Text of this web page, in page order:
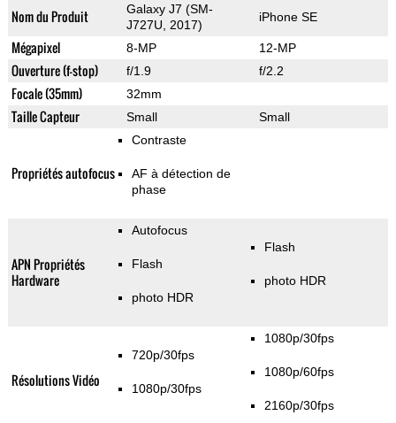
Nom du Produit
Galaxy J7 (SM-
J727U, 2017)
iPhone SE
Mégapixel 8-MP 12-MP
Ouverture (f-stop) f/1.9 f/2.2
Focale (35mm) 32mm
Taille Capteur Small Small
Propriétés autofocus
Contraste
AF à détection de
phase
APN Propriétés
Hardware
Autofocus
Flash
photo HDR
Flash
photo HDR
Résolutions Vidéo
720p/30fps
1080p/30fps
1080p/30fps
1080p/60fps
2160p/30fps